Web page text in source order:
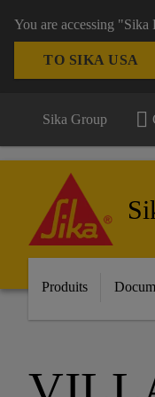
You are accessing
TO SIKA USA
Sika Group
Produits